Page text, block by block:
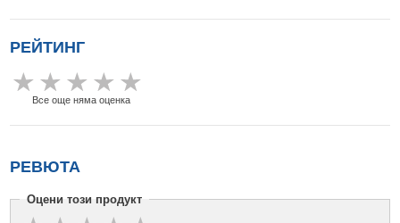
РЕЙТИНГ
Все още няма оценка
РЕВЮТА
Оцени този продукт